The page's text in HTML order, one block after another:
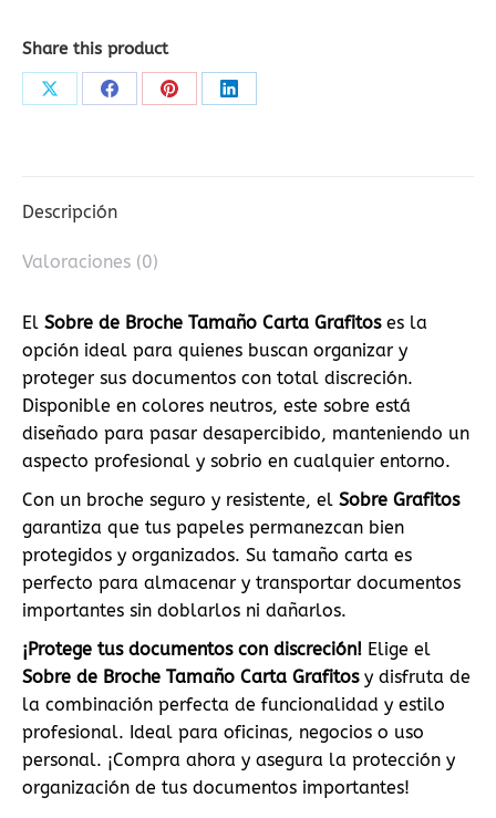
Share this product
Share Share Share Share
Descripción
Valoraciones (0)
El Sobre de Broche Tamaño Carta Grafitoses la
opción ideal para quienes buscan organizar y
proteger sus documentos con total discreción.
Disponible en colores neutros, este sobre está
diseñado para pasar desapercibido, manteniendo un
aspecto profesional y sobrio en cualquier entorno.
Con un broche seguro y resistente, el Sobre Grafitos
garantiza que tus papeles permanezcan bien
protegidos y organizados. Su tamaño carta es
perfecto para almacenar y transportar documentos
importantes sin doblarlos ni dañarlos.
¡Protege tus documentos con discreción! Elige el
Sobre de Broche Tamaño Carta Grafitosy disfruta de
la combinación perfecta de funcionalidad y estilo
profesional. Ideal para oficinas, negocios o uso
personal. ¡Compra ahora y asegura la protección y
organización de tus documentos importantes!